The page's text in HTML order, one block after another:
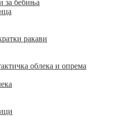
за бебиња
ракави
облека и опрема